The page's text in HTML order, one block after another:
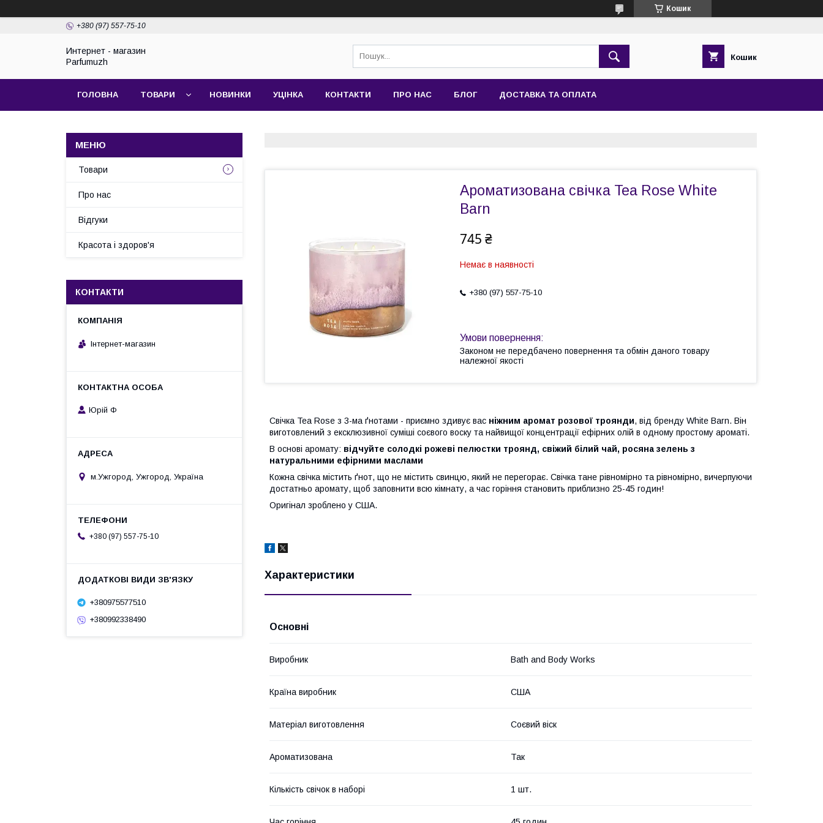
Кошик
+380 (97) 557-75-10
Интернет - магазин
Parfumuzh
Кошик
ГОЛОВНА ТОВАРИ НОВИНКИ УЦІНКА КОНТАКТИ ПРО НАС БЛОГ ДОСТАВКА ТА ОПЛАТА
Ароматизована свічка Tea Rose White
Barn
745 ₴
Немає в наявності
+380 (97) 557-75-10
Законом не передбачено повернення та обмін даного товару
належної якості
Свічка Tea Rose з 3-ма ґнотами - приємно здивує вас ніжним аромат розової троянди, від бренду White Barn. Він
виготовлений з ексклюзивної суміші соєвого воску та найвищої концентрації ефірних олій в одному простому ароматі.
В основі аромату: відчуйте солодкі рожеві пелюстки троянд, свіжий білий чай, росяна зелень з
натуральними ефірними маслами
Кожна свічка містить ґнот, що не містить свинцю, який не перегорає. Свічка тане рівномірно та рівномірно, вичерпуючи
достатньо аромату, щоб заповнити всю кімнату, а час горіння становить приблизно 25-45 годин!
Оригінал зроблено у США.
Характеристики
Основні
Виробник Bath and Body Works
Країна виробник США
Матеріал виготовлення Соєвий віск
Ароматизована Так
Кількість свічок в наборі 1 шт.
Товари
Про нас
Відгуки
Красота і здоров'я
КОНТАКТИ
Інтернет-магазин
Юрій Ф
м.Ужгород, Ужгород, Україна
+380 (97) 557-75-10
+380975577510
+380992338490